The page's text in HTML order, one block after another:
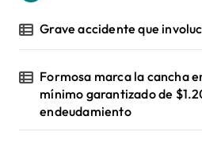
Grave accidente que
Formosa marca la cancha
mínimo garantizado de
endeudamiento